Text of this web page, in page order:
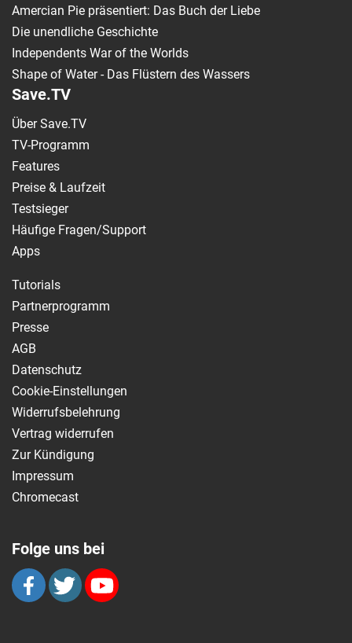
Amercian Pie präsentiert: Das Buch der Liebe
Die unendliche Geschichte
Independents War of the Worlds
Shape of Water - Das Flüstern des Wassers
Save.TV
Über Save.TV
TV-Programm
Features
Preise & Laufzeit
Testsieger
Häufige Fragen/Support
Apps
Tutorials
Partnerprogramm
Presse
AGB
Datenschutz
Cookie-Einstellungen
Widerrufsbelehrung
Vertrag widerrufen
Zur Kündigung
Impressum
Chromecast
Folge uns bei